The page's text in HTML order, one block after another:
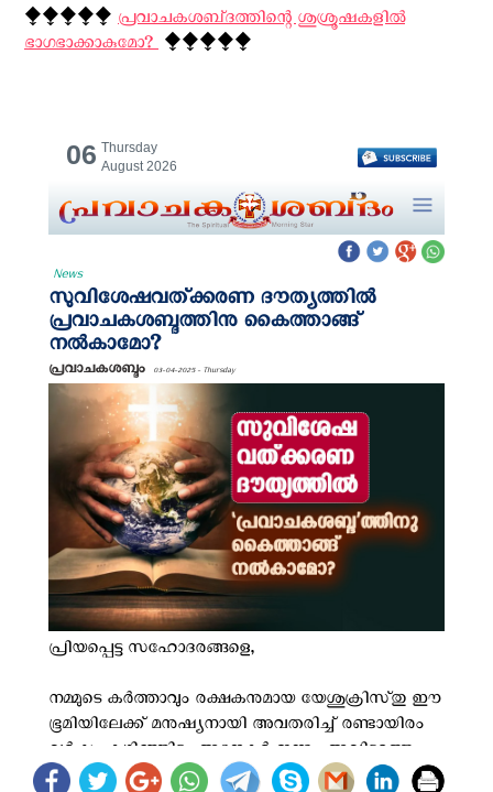
⧪⧪⧪⧪⧪ പ്രവാചകശബ്‌ദത്തിന്റെ ശുശ്രൂഷകളില്‍
ഭാഗഭാക്കാകുമോ? ‍ ⧪⧪⧪⧪⧪